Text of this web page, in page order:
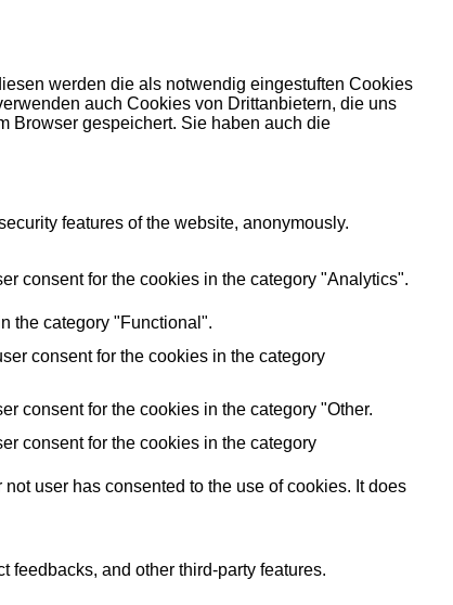
werden die als notwendig eingestuften Cookies
auch Cookies von Drittanbietern, die uns
Browser gespeichert. Sie haben auch die
features of the website, anonymously.
consent for the cookies in the category "Analytics".
the category "Functional".
consent for the cookies in the category
consent for the cookies in the category "Other.
consent for the cookies in the category
user has consented to the use of cookies. It does
feedbacks, and other third-party features.